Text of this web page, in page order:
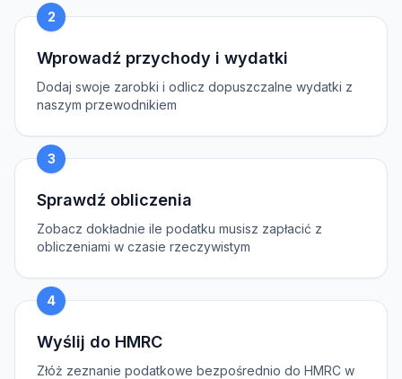
2
Wprowadź przychody i wydatki
Dodaj swoje zarobki i odlicz dopuszczalne wydatki z
naszym przewodnikiem
3
Sprawdź obliczenia
Zobacz dokładnie ile podatku musisz zapłacić z
obliczeniami w czasie rzeczywistym
4
Wyślij do HMRC
Złóż zeznanie podatkowe bezpośrednio do HMRC w